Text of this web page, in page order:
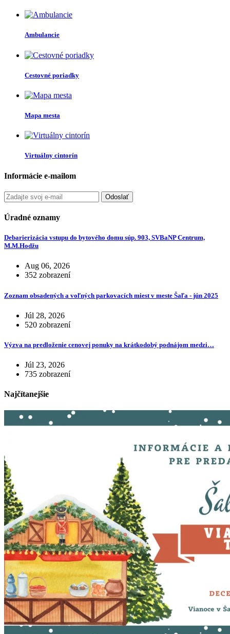
Ambulancie
Cestovné poriadky
Mapa mesta
Virtuálny cintorín
Informácie e-mailom
Odoslať
Úradné oznamy
Debarierizácia vstupu do bytového domu súp. 903, SVBaNP Centrum,
M.M.Hodžu
Aug 06, 2026
352 zobrazení
Zoznam obsadených a voľných parkovacích miest v meste Šaľa - jún 2025
Júl 28, 2026
520 zobrazení
Výzva na predloženie cenovej ponuky na krátkodobý podnájom medzi…
Júl 23, 2026
735 zobrazení
Najčítanejšie